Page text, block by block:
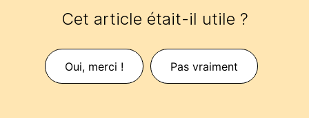
Cet article était-il utile ?
Oui, merci ! Pas vraiment